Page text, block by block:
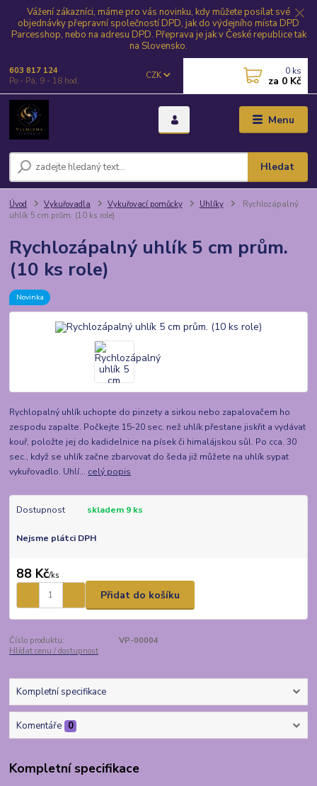
Vážení zákazníci, máme pro vás novinku, kdy můžete posílat své
objednávky přepravní společností DPD, jak do výdejního místa DPD
Parcesshop, nebo na adresu DPD. Přeprava je jak v České republice tak
na Slovensko.
Menu
CZK
Hledat
603 817 124
Po - Pá, 9 - 18 hod.
0 ks
za 0 Kč
Úvod Vykuřovadla Vykuřovací pomůcky Uhlíky
Rychlozápalný
uhlík 5 cm prům. (10 ks role)
Rychlozápalný uhlík 5 cm prům.
(10 ks role)
Novinka
Rychlopalný uhlík uchopte do pinzety a sirkou nebo zapalovačem ho
zespodu zapalte. Počkejte 15-20 sec. než uhlík přestane jiskřit a vydávat
kouř, položte jej do kadidelnice na písek či himalájskou sůl. Po cca. 30
sec., když se uhlík začne zbarvovat do šeda již můžete na uhlík sypat
vykuřovadlo. Uhlí... celý popis
Dostupnost skladem 9 ks
Nejsme plátci DPH
88 Kč/ks
Přidat do košíku
Číslo produktu:
VP-00004
Hlídat cenu / dostupnost
Kompletní specifikace
Komentáře 0
Kompletní specifikace